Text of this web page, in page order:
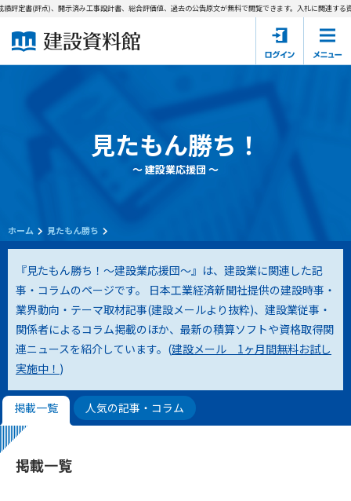
建設資料館とは
国土交通省の入札資料
会員登録について
サポーター会員一覧
会社概要 お問い合わせ
個人情報保護方針
会員規約
書(評点)、開示済み工事設計書、総合評価値、過去の公告原文が無料で閲覧できます。入札に関連する資
見たもん勝ち！
～ 建設業応援団 ～
ホーム 見たもん勝ち
『見たもん勝ち！～建設業応援団～』は、建設業に関連した記
事・コラムのページです。 日本工業経済新聞社提供の建設時事・
業界動向・テーマ取材記事(建設メールより抜粋)、建設業従事・
関係者によるコラム掲載のほか、最新の積算ソフトや資格取得関
連ニュースを紹介しています。(建設メール 1ヶ月間無料お試し
実施中！ )
掲載一覧 人気の記事・コラム
掲載一覧
会員サービスの利用条件等について定めるものです。
2. 管理者が建設資料館WEB上で随時掲載するルールは本規約の
一部を構成するものとします。
第2条（規約の変更）
本規約は、会員の了承を得ることなく、随時変更されることが
あります。変更内容は、建設資料館WEB上に表示した時点で直
ちに全ての会員が了承したものとみなします。
会員とは、本規約を承諾の上、所定の会員申込手続きを完了
後、管理者がこれを承認した者をいいます。
第4条（会員の定義と登録）
1. 管理者は前条により審査の結果、会員申込みをした者が以下